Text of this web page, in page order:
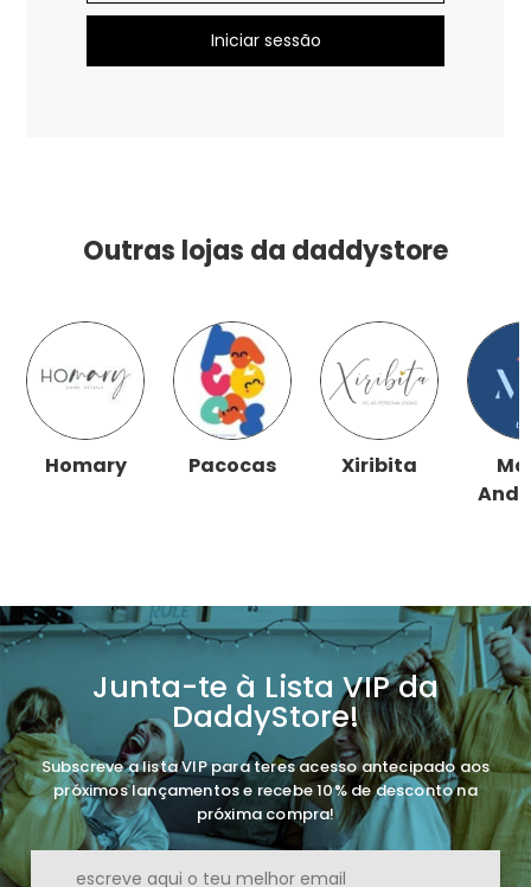
Outras lojas da daddystore
Homary Pacocas Xiribita
Junta-te à Lista VIP da
DaddyStore!
Subscreve a lista VIP para teres acesso antecipado aos
próximos lançamentos e recebe 10% de desconto na
próxima compra!